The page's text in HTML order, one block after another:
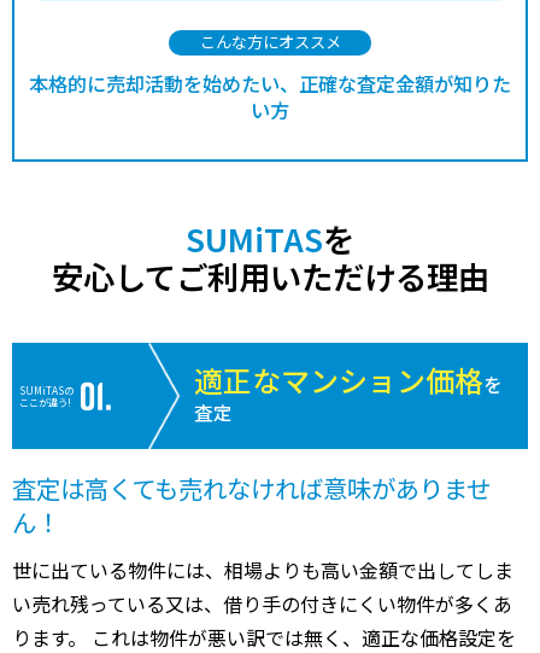
こんな方にオススメ
本格的に売却活動を始めたい、正確な査定金額が知りた
い方
SUMiTASを
安心してご利用いただける理由
SUMiTASの
ここが違う!
適正なマンション価格を
査定
査定は高くても売れなければ意味がありませ
ん！
世に出ている物件には、相場よりも高い金額で出してしま
い売れ残っている又は、借り手の付きにくい物件が多くあ
ります。 これは物件が悪い訳では無く、適正な価格設定を